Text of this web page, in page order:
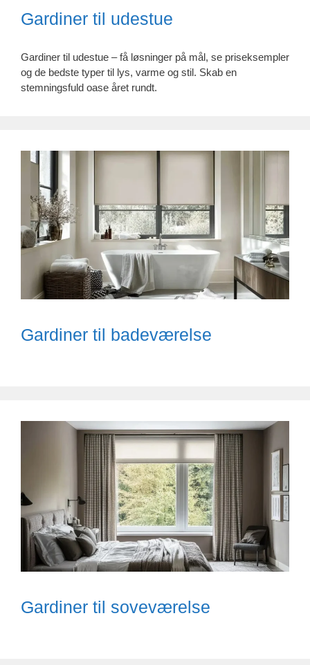
Gardiner til udestue
Gardiner til udestue – få løsninger på mål, se priseksempler
og de bedste typer til lys, varme og stil. Skab en
stemningsfuld oase året rundt.
Gardiner til badeværelse
Gardiner til soveværelse